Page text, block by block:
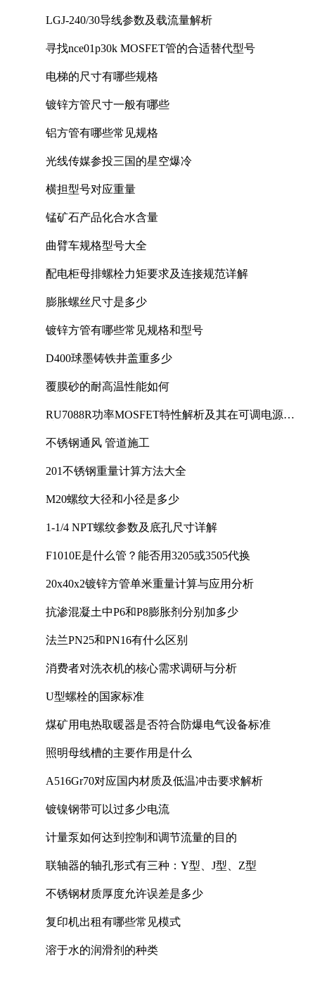
LGJ-240/30导线参数及载流量解析
寻找nce01p30k MOSFET管的合适替代型号
电梯的尺寸有哪些规格
镀锌方管尺寸一般有哪些
铝方管有哪些常见规格
光线传媒参投三国的星空爆冷
横担型号对应重量
锰矿石产品化合水含量
曲臂车规格型号大全
配电柜母排螺栓力矩要求及连接规范详解
膨胀螺丝尺寸是多少
镀锌方管有哪些常见规格和型号
D400球墨铸铁井盖重多少
覆膜砂的耐高温性能如何
RU7088R功率MOSFET特性解析及其在可调电源设
不锈钢通风 管道施工
201不锈钢重量计算方法大全
M20螺纹大径和小径是多少
1-1/4 NPT螺纹参数及底孔尺寸详解
F1010E是什么管？能否用3205或3505代换
20x40x2镀锌方管单米重量计算与应用分析
抗渗混凝土中P6和P8膨胀剂分别加多少
法兰PN25和PN16有什么区别
消费者对洗衣机的核心需求调研与分析
U型螺栓的国家标准
煤矿用电热取暖器是否符合防爆电气设备标准
照明母线槽的主要作用是什么
A516Gr70对应国内材质及低温冲击要求解析
镀镍钢带可以过多少电流
计量泵如何达到控制和调节流量的目的
联轴器的轴孔形式有三种：Y型、J型、Z型
不锈钢材质厚度允许误差是多少
复印机出租有哪些常见模式
溶于水的润滑剂的种类